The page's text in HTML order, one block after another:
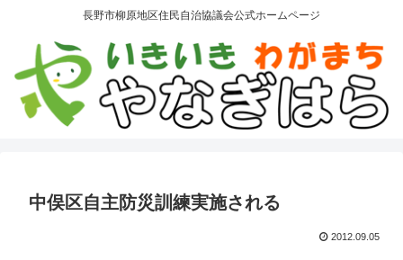
長野市柳原地区住民自治協議会公式ホームページ
中俣区自主防災訓練実施される
2012.09.05